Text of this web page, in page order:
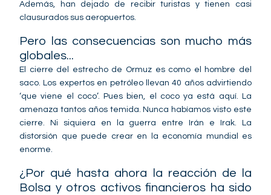
Además, han dejado de recibir turistas y tienen casi
clausurados sus aeropuertos.
Pero las consecuencias son mucho más
globales...
El cierre del estrecho de Ormuz es como el hombre del
saco. Los expertos en petróleo llevan 40 años advirtiendo
‘que viene el coco’. Pues bien, el coco ya está aquí. La
amenaza tantos años temida. Nunca habíamos visto este
cierre. Ni siquiera en la guerra entre Irán e Irak. La
distorsión que puede crear en la economía mundial es
enorme.
¿Por qué hasta ahora la reacción de la
Bolsa y otros activos financieros ha sido